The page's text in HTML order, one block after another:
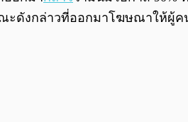
ะดังกล่าวที่ออกมาโฆษณาให้ผู้ค